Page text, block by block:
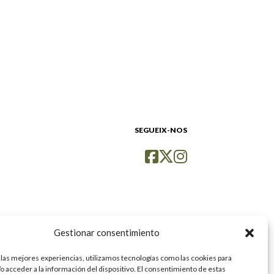
Gestionar consentimiento
mejores experiencias, utilizamos tecnologías como las cookies para
acceder a la información del dispositivo. El consentimiento de estas
SEGUEIX-NOS